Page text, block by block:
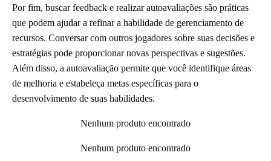
Por fim, buscar feedback e realizar autoavaliações são práticas
que podem ajudar a refinar a habilidade de gerenciamento de
recursos. Conversar com outros jogadores sobre suas decisões e
estratégias pode proporcionar novas perspectivas e sugestões.
Além disso, a autoavaliação permite que você identifique áreas
de melhoria e estabeleça metas específicas para o
desenvolvimento de suas habilidades.
Nenhum produto encontrado
Nenhum produto encontrado